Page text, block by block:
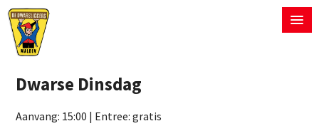
Dwarse Dinsdag
Aanvang: 15:00 | Entree: gratis